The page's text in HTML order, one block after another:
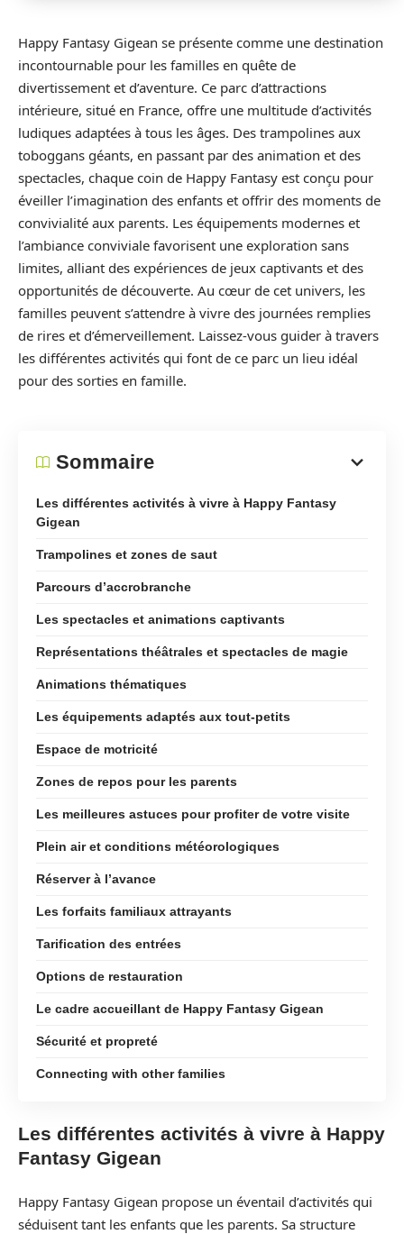
Happy Fantasy Gigean se présente comme une destination
incontournable pour les familles en quête de
divertissement et d’aventure. Ce parc d’attractions
intérieure, situé en France, offre une multitude d’activités
ludiques adaptées à tous les âges. Des trampolines aux
toboggans géants, en passant par des animation et des
spectacles, chaque coin de Happy Fantasy est conçu pour
éveiller l’imagination des enfants et offrir des moments de
convivialité aux parents. Les équipements modernes et
l’ambiance conviviale favorisent une exploration sans
limites, alliant des expériences de jeux captivants et des
opportunités de découverte. Au cœur de cet univers, les
familles peuvent s’attendre à vivre des journées remplies
de rires et d’émerveillement. Laissez-vous guider à travers
les différentes activités qui font de ce parc un lieu idéal
pour des sorties en famille.
Sommaire
Les différentes activités à vivre à Happy Fantasy
Gigean
Trampolines et zones de saut
Parcours d’accrobranche
Les spectacles et animations captivants
Représentations théâtrales et spectacles de magie
Animations thématiques
Les équipements adaptés aux tout-petits
Espace de motricité
Zones de repos pour les parents
Les meilleures astuces pour profiter de votre visite
Plein air et conditions météorologiques
Réserver à l’avance
Les forfaits familiaux attrayants
Tarification des entrées
Options de restauration
Le cadre accueillant de Happy Fantasy Gigean
Sécurité et propreté
Connecting with other families
Les différentes activités à vivre à Happy
Fantasy Gigean
Happy Fantasy Gigean propose un éventail d’activités qui
séduisent tant les enfants que les parents. Sa structure